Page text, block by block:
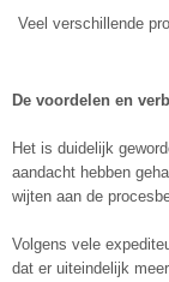
Veel verschillende
De voordelen en
Het is duidelijk
aandacht hebben
wijten aan de
Volgens vele
dat er uiteindelijk